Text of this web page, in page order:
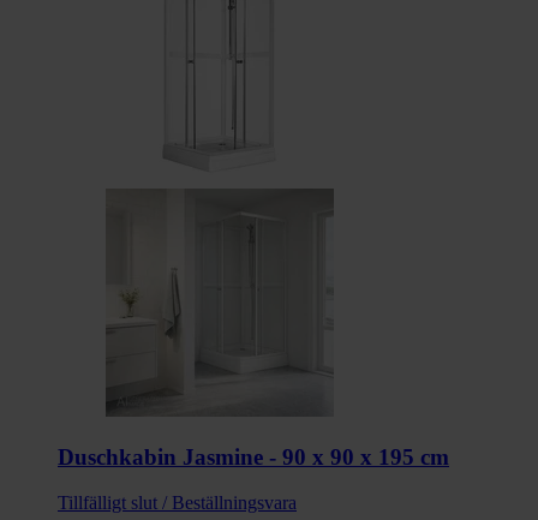
Duschkabin Jasmine - 90 x 90 x 195 cm
Tillfälligt slut / Beställningsvara